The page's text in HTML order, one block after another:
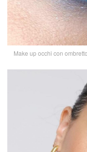
Make up occhi con